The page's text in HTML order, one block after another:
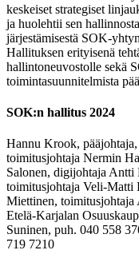
keskeiset strategiset
ja huolehtii sen
järjestämisestä SOK-
Hallituksen erityisenä
hallintoneuvostolle sekä
toimintasuunnitelmista
SOK:n hallitus 2024
Hannu Krook, pääjohtaja,
toimitusjohtaja Nermin
Salonen, digijohtaja Antti
toimitusjohtaja Veli-Matti
Miettinen, toimitusjohtaja
Etelä-Karjalan
Suninen, puh. 040 558
719 7210